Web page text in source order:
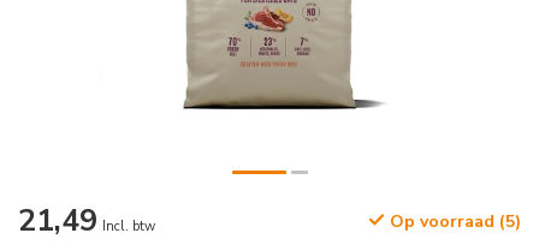
21,49 Incl. btw Op voorraad (5)